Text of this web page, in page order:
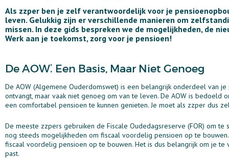
Als zzper ben je zelf verantwoordelijk voor je
leven. Gelukkig zijn er verschillende manieren om
missen. In deze gids bespreken we de mogelijkheden, de
Werk aan je toekomst, zorg voor je pensioen!
De AOW⁚ Een Basis, Maar Niet Genoeg
De AOW (Algemene Ouderdomswet) is een belangrijk onderdeel van
ontvangt, maar vaak niet genoeg om van te leven. De AOW is
een comfortabel pensioen te kunnen genieten. Je moet als zzper dus
De meeste zzpers gebruiken de Fiscale Oudedagsreserve (FOR) om
nog steeds mogelijkheden om fiscaal voordelig pensioen op te
fiscaal voordelig pensioen op te bouwen. Het is dus belangrijk om je
past.